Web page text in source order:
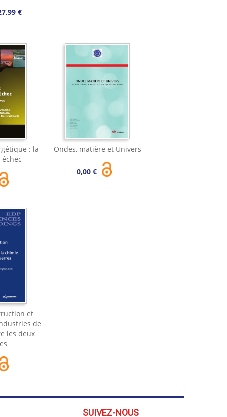
€
: la
échec
Ondes, matière et Univers
0,00 €
et
de
les deux
SUIVEZ-NOUS